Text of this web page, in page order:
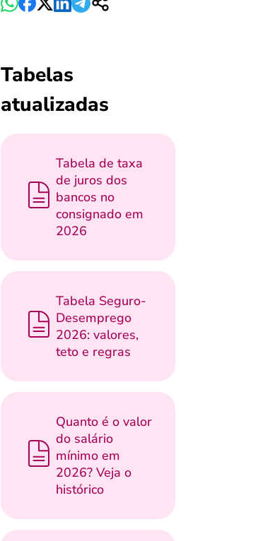
Tabelas
atualizadas
Tabela de taxa
de juros dos
bancos no
consignado em
2026
Tabela Seguro-
Desemprego
2026: valores,
teto e regras
Quanto é o valor
do salário
mínimo em
2026? Veja o
histórico